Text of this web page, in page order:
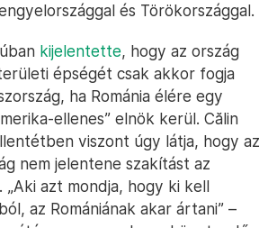
és Törökországgal.
kijelentette, hogy az ország
épségét csak akkor fogja
ha Románia élére egy
ellenes” elnök kerül. Călin
viszont úgy látja, hogy az
nem jelentene szakítást az
„Aki azt mondja, hogy ki kell
az Romániának akar ártani” –